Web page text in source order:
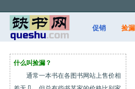
促销 捡漏
什么叫捡漏？
通常一本书在各图书网站上售价相